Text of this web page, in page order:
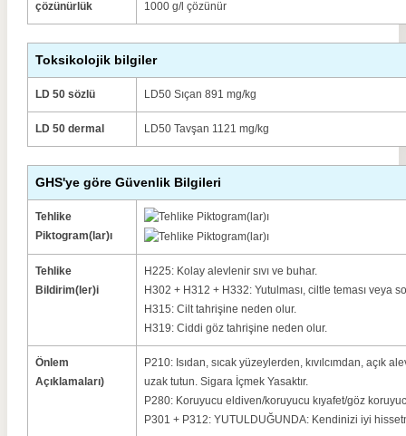
çözünürlük 1000 g/l çözünür
Toksikolojik bilgiler
LD 50 sözlü LD50 Sıçan 891 mg/kg
LD 50 dermal LD50 Tavşan 1121 mg/kg
GHS'ye göre Güvenlik Bilgileri
Tehlike
Piktogram(lar)ı
Tehlike
Bildirim(ler)i
H225: Kolay alevlenir sıvı ve buhar.
H302 + H312 + H332: Yutulması, ciltle teması veya
H315: Cilt tahrişine neden olur.
H319: Ciddi göz tahrişine neden olur.
Önlem
Açıklamaları)
P210: Isıdan, sıcak yüzeylerden, kıvılcımdan, açık
uzak tutun. Sigara İçmek Yasaktır.
P280: Koruyucu eldiven/koruyucu kıyafet/göz
P301 + P312: YUTULDUĞUNDA: Kendinizi iyi